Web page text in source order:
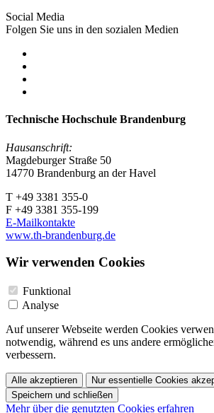
Social Media
Folgen Sie uns in den sozialen Medien
Technische Hochschule Brandenburg
Hausanschrift:
Magdeburger Straße 50
14770 Brandenburg an der Havel
T +49 3381 355-0
F +49 3381 355-199
E-Mailkontakte
www.th-brandenburg.de
Wir verwenden Cookies
Funktional
Analyse
Auf unserer Webseite werden Cookies
notwendig, während es uns andere
verbessern.
Alle akzeptieren
Nur essentielle Cookies
Speichern und schließen
Mehr über die genutzten Cookies erfahren